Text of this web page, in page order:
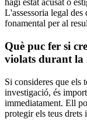
hagi estat acusat o
L'assessoria legal
fonamental per al
Què puc fer si
violats durant la
Si consideres que els
investigació, és
immediatament. Ell
protegir els teus drets